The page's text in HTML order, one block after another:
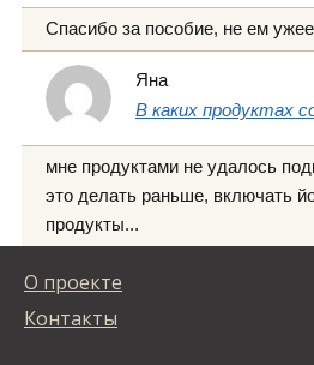
Спасибо за пособие, не ем
Яна
В каких продуктах
мне продуктами не удалось
это делать раньше, включать
продукты...
О проекте
Контакты